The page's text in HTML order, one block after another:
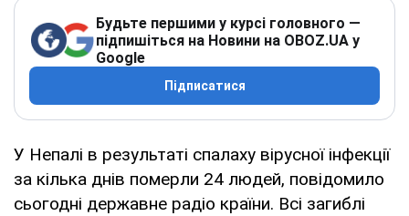
Будьте першими у курсі головного —
підпишіться на Новини на OBOZ.UA у
Google
Підписатися
У Непалі в результаті спалаху вірусної інфекції
за кілька днів померли 24 людей, повідомило
сьогодні державне радіо країни. Всі загиблі